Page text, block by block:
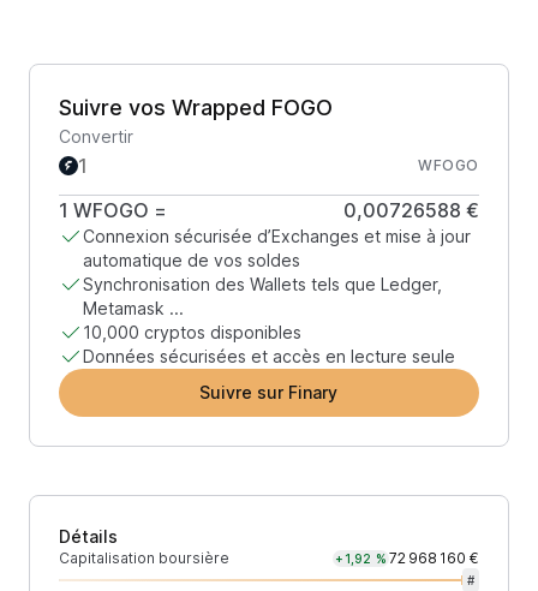
Suivre vos Wrapped FOGO
Convertir
WFOGO
1 WFOGO = 0,00726588 €
Connexion sécurisée d’Exchanges et mise à jour
automatique de vos soldes
Synchronisation des Wallets tels que Ledger,
Metamask ...
10,000 cryptos disponibles
Données sécurisées et accès en lecture seule
Suivre sur Finary
Détails
Capitalisation boursière +1,92 % 72 968 160 €
#